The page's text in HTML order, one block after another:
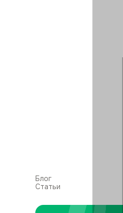
Блог
Статьи